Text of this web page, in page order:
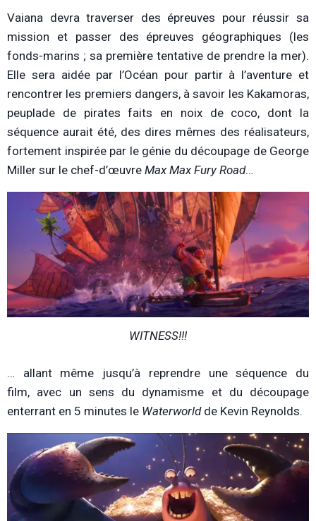
Vaiana devra traverser des épreuves pour réussir sa
mission et passer des épreuves géographiques (les
fonds-marins ; sa première tentative de prendre la mer).
Elle sera aidée par l’Océan pour partir à l’aventure et
rencontrer les premiers dangers, à savoir les Kakamoras,
peuplade de pirates faits en noix de coco, dont la
séquence aurait été, des dires mêmes des réalisateurs,
fortement inspirée par le génie du découpage de George
Miller sur le chef-d’œuvre Max Max Fury Road…
WITNESS!!!
… allant même jusqu’à reprendre une séquence du
film, avec un sens du dynamisme et du découpage
enterrant en 5 minutes le Waterworldde Kevin Reynolds.